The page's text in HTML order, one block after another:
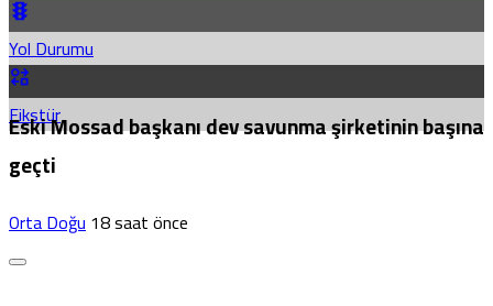
Yol Durumu
Fikstür
Eski Mossad başkanı dev savunma şirketinin başına
geçti
Orta Doğu18 saat önce